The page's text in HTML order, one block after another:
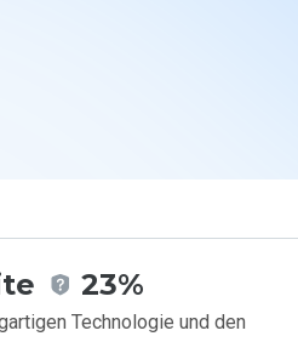
23%
Technologie und den